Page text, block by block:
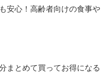
安心！高齢者向けの食事や
まとめて買ってお得になる